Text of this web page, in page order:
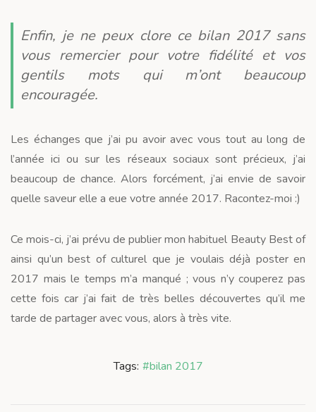
Enfin, je ne peux clore ce bilan 2017 sans
vous remercier pour votre fidélité et vos
gentils mots qui m’ont beaucoup
encouragée.
Les échanges que j’ai pu avoir avec vous tout au long de
l’année ici ou sur les réseaux sociaux sont précieux, j’ai
beaucoup de chance. Alors forcément, j’ai envie de savoir
quelle saveur elle a eue votre année 2017. Racontez-moi :)
Ce mois-ci, j’ai prévu de publier mon habituel Beauty Best of
ainsi qu’un best of culturel que je voulais déjà poster en
2017 mais le temps m’a manqué ; vous n’y couperez pas
cette fois car j’ai fait de très belles découvertes qu’il me
tarde de partager avec vous, alors à très vite.
Tags: #bilan 2017